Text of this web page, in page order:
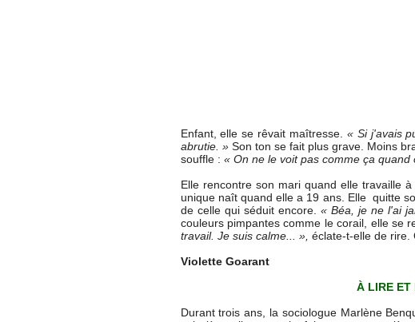
Enfant, elle se rêvait maîtresse. « Si j'avais
abrutie. » Son ton se fait plus grave. Moins
souffle : « On ne le voit pas comme ça
Elle rencontre son mari quand elle travaille
unique naît quand elle a 19 ans. Elle quitte
de celle qui séduit encore. « Béa, je ne l'ai
couleurs pimpantes comme le corail, elle se
travail. Je suis calme... », éclate-t-elle de rire.
Violette Goarant
À LIRE ET
Durant trois ans, la sociologue Marlène